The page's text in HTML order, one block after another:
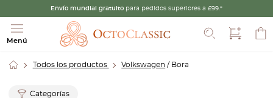
Envío mundial gratuito para pedidos superiores a £99.*
Menú
Todos los productos Volkswagen / Bora
Categorías